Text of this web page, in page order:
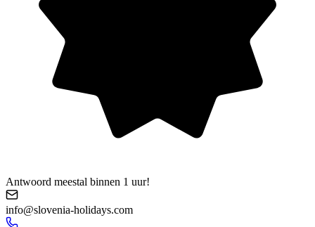
Antwoord meestal binnen 1 uur!
info@slovenia-holidays.com